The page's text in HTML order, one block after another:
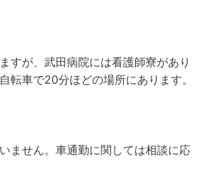
すが、武田病院には看護師寮があり
転車で20分ほどの場所にあります。
ません。車通勤に関しては相談に応